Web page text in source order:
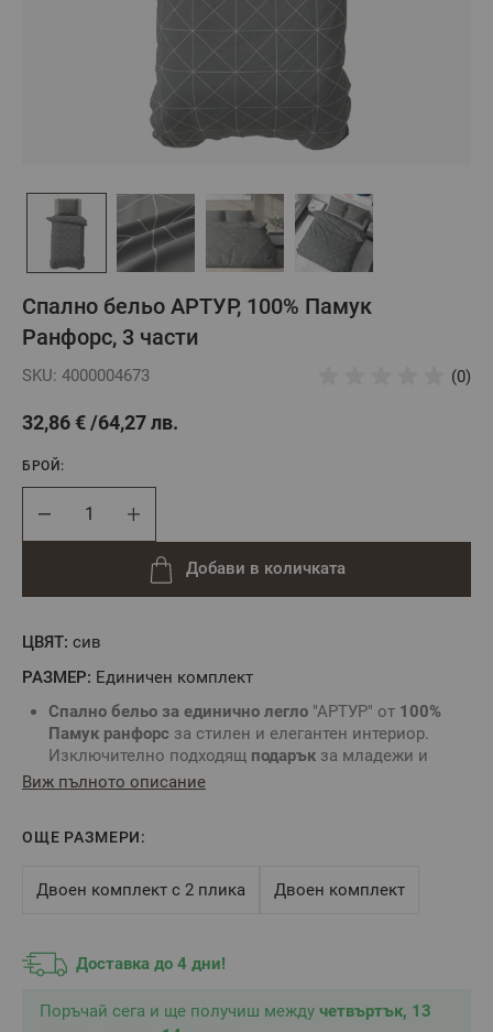
Спално бельо АРТУР, 100% Памук
Ранфорс, 3 части
SKU: 4000004673 (0)
32,86 € 64,27 лв.
ЦВЯТ: сив
РАЗМЕР: Единичен комплект
Спално бельо за единично легло "АРТУР" от 100%
Памук ранфорс за стилен и елегантен интериор.
Изключително подходящ подарък за младежи и
мъже.
Долен чаршаф
Плик за завивка– 150/215 см – 1 брой
копчета тик-так. Калъфката
страна за по-голямо удобство.
Предимства:
Виж пълното описание
ОЩЕ РАЗМЕРИ:
Двоен комплект с 2 плика Двоен комплект
Доставка до 4 дни!
Поръчай сега и ще получиш между четвъртък, 13
БРОЙ:
Добави в количката